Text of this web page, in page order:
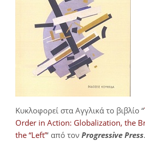
Κυκλοφορεί στα Αγγλικά το βιβλίο “
Order in Action: Globalization, the
the “Left”‘ από τον Progressive Press